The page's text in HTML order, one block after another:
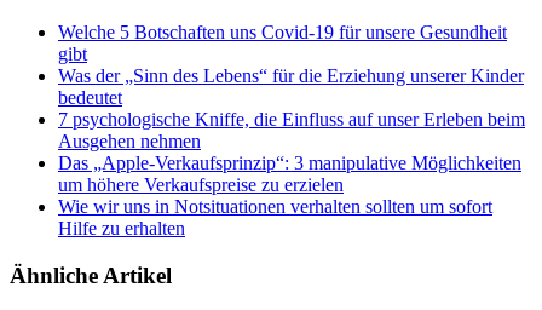
Welche 5 Botschaften uns Covid-19 für unsere Gesundheit
gibt
Was der „Sinn des Lebens“ für die Erziehung unserer Kinder
bedeutet
7 psychologische Kniffe, die Einfluss auf unser Erleben beim
Ausgehen nehmen
Das „Apple-Verkaufsprinzip“: 3 manipulative Möglichkeiten
um höhere Verkaufspreise zu erzielen
Wie wir uns in Notsituationen verhalten sollten um sofort
Hilfe zu erhalten
Ähnliche Artikel